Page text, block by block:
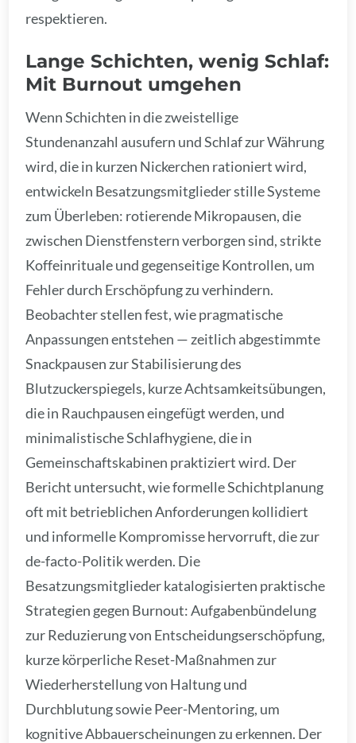
respektieren.
Lange Schichten, wenig Schlaf:
Mit Burnout umgehen
Wenn Schichten in die zweistellige
Stundenanzahl ausufern und Schlaf zur Währung
wird, die in kurzen Nickerchen rationiert wird,
entwickeln Besatzungsmitglieder stille Systeme
zum Überleben: rotierende Mikropausen, die
zwischen Dienstfenstern verborgen sind, strikte
Koffeinrituale und gegenseitige Kontrollen, um
Fehler durch Erschöpfung zu verhindern.
Beobachter stellen fest, wie pragmatische
Anpassungen entstehen — zeitlich abgestimmte
Snackpausen zur Stabilisierung des
Blutzuckerspiegels, kurze Achtsamkeitsübungen,
die in Rauchpausen eingefügt werden, und
minimalistische Schlafhygiene, die in
Gemeinschaftskabinen praktiziert wird. Der
Bericht untersucht, wie formelle Schichtplanung
oft mit betrieblichen Anforderungen kollidiert
und informelle Kompromisse hervorruft, die zur
de-facto-Politik werden. Die
Besatzungsmitglieder katalogisierten praktische
Strategien gegen Burnout: Aufgabenbündelung
zur Reduzierung von Entscheidungserschöpfung,
kurze körperliche Reset-Maßnahmen zur
Wiederherstellung von Haltung und
Durchblutung sowie Peer-Mentoring, um
kognitive Abbauerscheinungen zu erkennen. Der